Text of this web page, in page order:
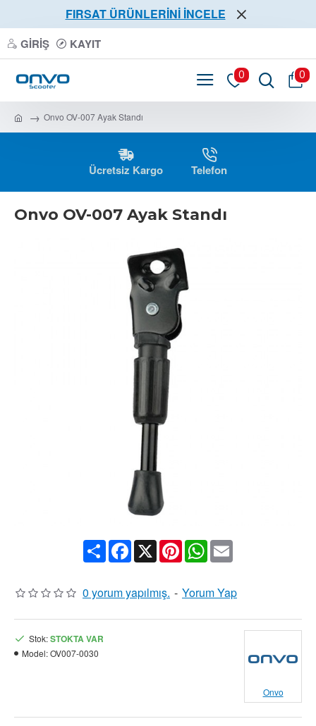
FIRSAT ÜRÜNLERİNİ İNCELE
GIRIŞ KAYIT
0 0
Onvo OV-007 Ayak Standı
Ücretsiz Kargo Telefon
Onvo OV-007 Ayak Standı
ShareFacebook
X PinterestWhatsApp
Email
0 yorum yapılmış. - Yorum Yap
Stok:STOKTA VAR
Model:OV007-0030
Onvo